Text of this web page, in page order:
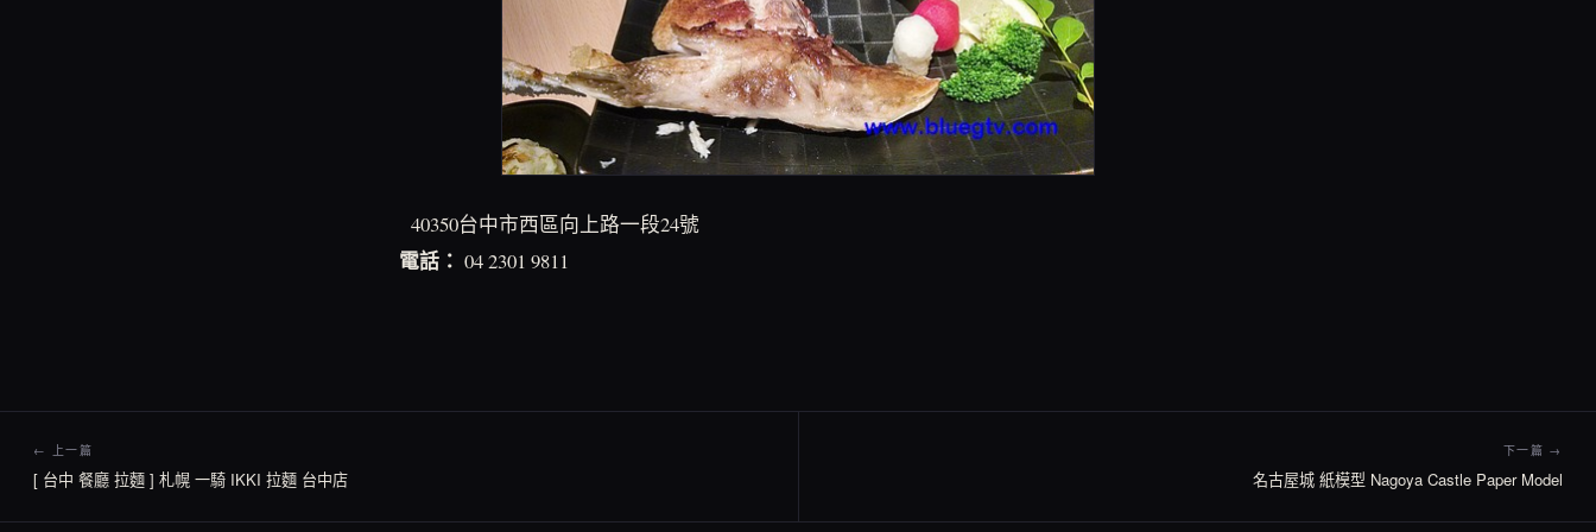
40350台中市西區向上路一段24號
電話： 04 2301 9811
← 上一篇
[ 台中 餐廳 拉麵 ] 札幌 一騎 IKKI 拉麵 台中店
下一篇 →
名古屋城 紙模型 Nagoya Castle Paper Model